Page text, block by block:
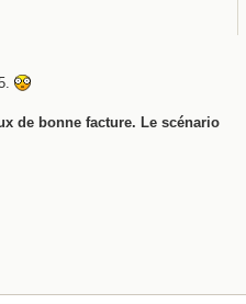
de bonne facture. Le scénario